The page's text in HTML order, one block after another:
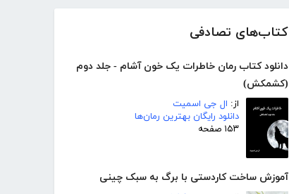
کتاب‌های تصادفی
دانلود کتاب رمان خاطرات یک خون آشام - جلد دوم
(کشمکش)
از: ال جی اسمیت
دانلود رایگان بهترین رمان‌ها
۱۵۳ صفحه
آموزش ساخت کاردستی با برگ به سبک چینی